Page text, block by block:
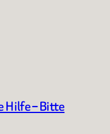
Hilfe – Bitte